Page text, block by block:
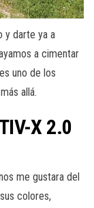
y darte ya a
a cimentar
uno de los
allá.
X 2.0
me gustara del
colores,